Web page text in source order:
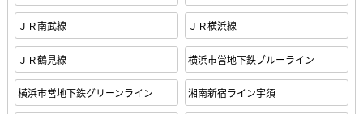
ＪＲ南武線 ＪＲ横浜線
ＪＲ鶴見線 横浜市営地下鉄ブルーライン
横浜市営地下鉄グリーンライン 湘南新宿ライン宇須